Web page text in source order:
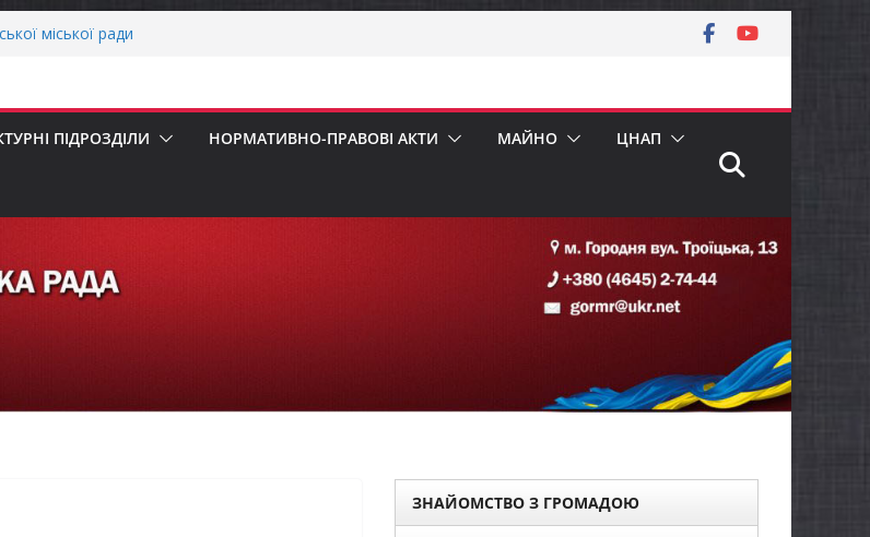
100-відсоткові
щодо яких прийнято
ПІДРОЗДІЛИ НОРМАТИВНО-ПРАВОВІ АКТИ МАЙНО ЦНАП
ЗНАЙОМСТВО З ГРОМАДОЮ